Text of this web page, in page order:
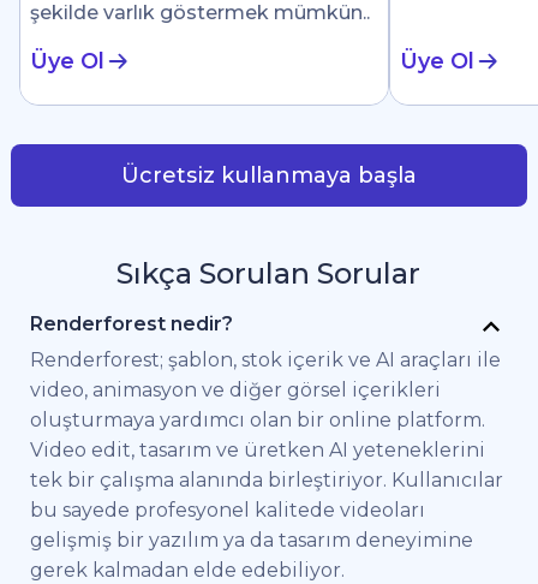
şekilde varlık göstermek mümkün..
Üye Ol Üye Ol
Ücretsiz kullanmaya başla
Sıkça Sorulan Sorular
Renderforest nedir?
Renderforest; şablon, stok içerik ve AI araçları ile
video, animasyon ve diğer görsel içerikleri
oluşturmaya yardımcı olan bir online platform.
Video edit, tasarım ve üretken AI yeteneklerini
tek bir çalışma alanında birleştiriyor. Kullanıcılar
bu sayede profesyonel kalitede videoları
gelişmiş bir yazılım ya da tasarım deneyimine
gerek kalmadan elde edebiliyor.